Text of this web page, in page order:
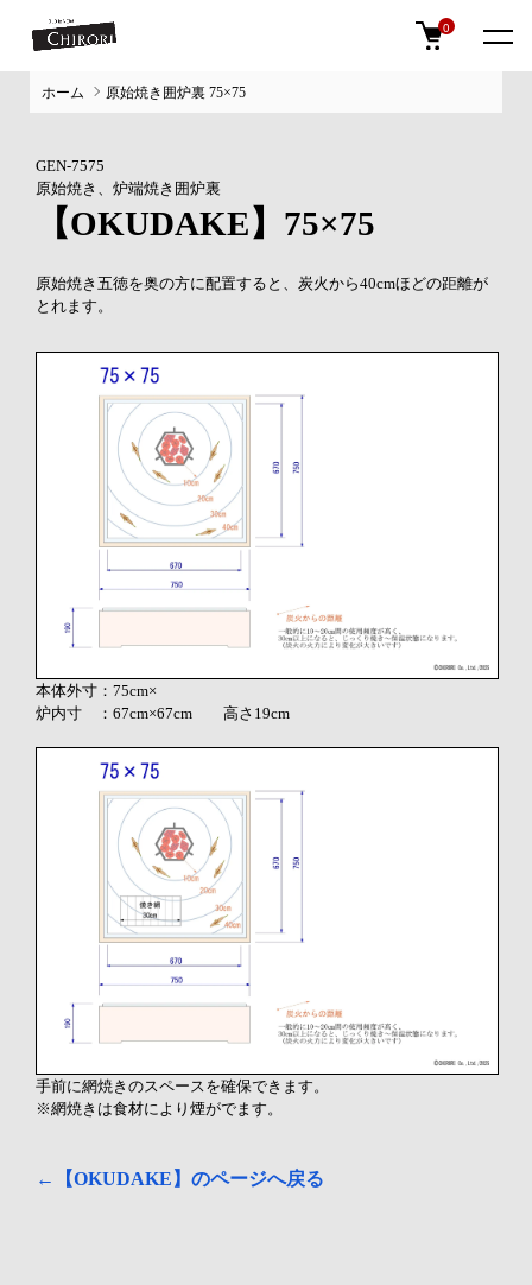
0
ホーム 原始焼き囲炉裏 75×75
GEN-7575
原始焼き、炉端焼き囲炉裏
【OKUDAKE】75×75
原始焼き五徳を奥の方に配置すると、炭火から40cmほどの距離が
とれます。
本体外寸：75cm×
炉内寸 ：67cm×67cm 高さ19cm
手前に網焼きのスペースを確保できます。
※網焼きは食材により煙がでます。
←【OKUDAKE】のページへ戻る